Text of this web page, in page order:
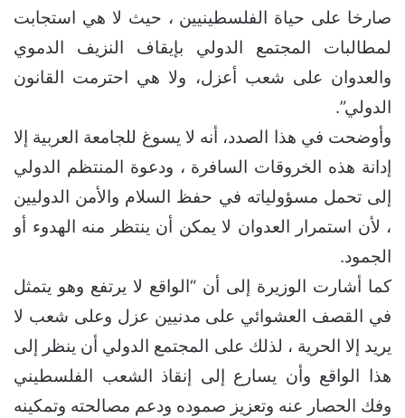
صارخا على حياة الفلسطينيين ، حيث لا هي استجابت
لمطالبات المجتمع الدولي بإيقاف النزيف الدموي
والعدوان على شعب أعزل، ولا هي احترمت القانون
الدولي”.
وأوضحت في هذا الصدد، أنه لا يسوغ للجامعة العربية إلا
إدانة هذه الخروقات السافرة ، ودعوة المنتظم الدولي
إلى تحمل مسؤولياته في حفظ السلام والأمن الدوليين
، لأن استمرار العدوان لا يمكن أن ينتظر منه الهدوء أو
الجمود.
كما أشارت الوزيرة إلى أن “الواقع لا يرتفع وهو يتمثل
في القصف العشوائي على مدنيين عزل وعلى شعب لا
يريد إلا الحرية ، لذلك على المجتمع الدولي أن ينظر إلى
هذا الواقع وأن يسارع إلى إنقاذ الشعب الفلسطيني
وفك الحصار عنه وتعزيز صموده ودعم مصالحته وتمكينه